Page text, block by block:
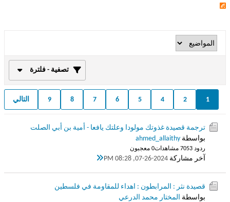
تصفية - فلترة
1
2
4
5
6
7
8
9 التالي
ترجمة قصيدة غذوتك مولودا وعلتك يافعا - أمية بن أبي الصلت
بواسطة ahmed_allaithy
ردود 3 705 مشاهدات 0 معجبون
آخر مشاركة 07-26-2024, 08:28 PM
قصيدة نثر : المرابطون : اهداء للمقاومة في فلسطين
بواسطة المختار محمد الدرعي